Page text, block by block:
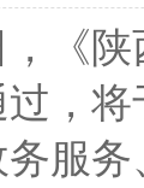
陕西
，将
服